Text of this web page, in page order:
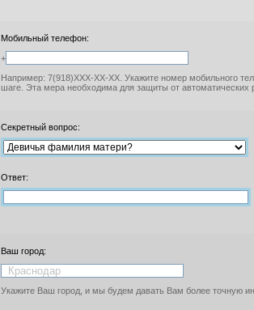
Мобильный телефон:
+
Например: 7(918)XXX-XX-XX. Укажите номер мобильного
шаге. Эта мера необходима для защиты от автоматических
Секретный вопрос:
Ответ:
Ваш город:
Укажите Ваш город, и мы будем давать Вам более точную